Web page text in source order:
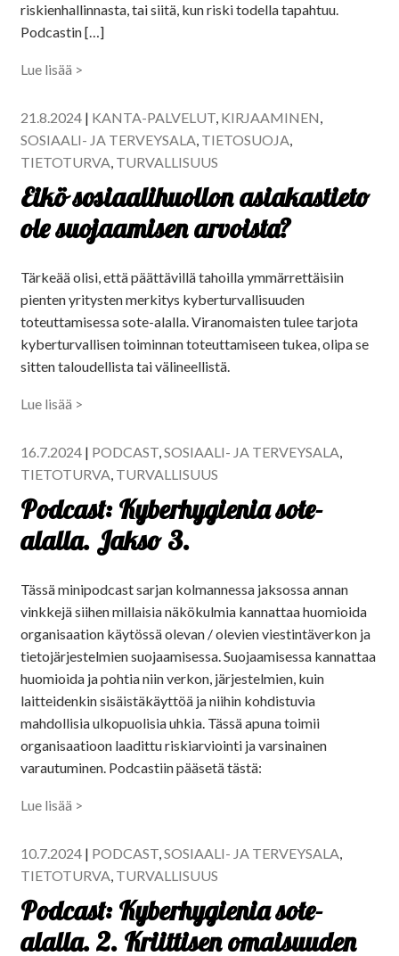
riskienhallinnasta, tai siitä, kun riski todella tapahtuu.
Podcastin […]
Lue lisää >
21.8.2024 | KANTA-PALVELUT, KIRJAAMINEN,
SOSIAALI- JA TERVEYSALA, TIETOSUOJA,
TIETOTURVA, TURVALLISUUS
Eikö sosiaalihuollon asiakastieto
ole suojaamisen arvoista?
Tärkeää olisi, että päättävillä tahoilla ymmärrettäisiin
pienten yritysten merkitys kyberturvallisuuden
toteuttamisessa sote-alalla. Viranomaisten tulee tarjota
kyberturvallisen toiminnan toteuttamiseen tukea, olipa se
sitten taloudellista tai välineellistä.
Lue lisää >
16.7.2024 | PODCAST,SOSIAALI- JA TERVEYSALA,
TIETOTURVA, TURVALLISUUS
Podcast: Kyberhygienia sote-
alalla. Jakso 3.
Tässä minipodcast sarjan kolmannessa jaksossa annan
vinkkejä siihen millaisia näkökulmia kannattaa huomioida
organisaation käytössä olevan / olevien viestintäverkon ja
tietojärjestelmien suojaamisessa. Suojaamisessa kannattaa
huomioida ja pohtia niin verkon, järjestelmien, kuin
laitteidenkin sisäistäkäyttöä ja niihin kohdistuvia
mahdollisia ulkopuolisia uhkia. Tässä apuna toimii
organisaatioon laadittu riskiarviointi ja varsinainen
varautuminen. Podcastiin pääsetä tästä:
Lue lisää >
10.7.2024 | PODCAST,SOSIAALI- JA TERVEYSALA,
TIETOTURVA, TURVALLISUUS
Podcast: Kyberhygienia sote-
alalla. 2. Kriittisen omaisuuden